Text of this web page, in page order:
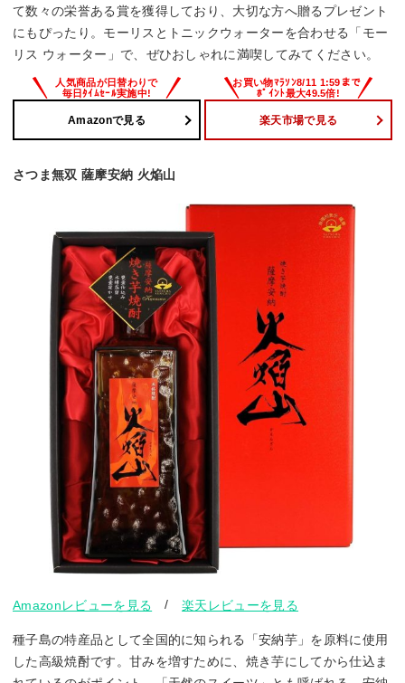
て数々の栄誉ある賞を獲得しており、大切な方へ贈るプレゼント
にもぴったり。モーリスとトニックウォーターを合わせる「モー
リス ウォーター」で、ぜひおしゃれに満喫してみてください。
Amazonで見る 楽天市場で見る
さつま無双 薩摩安納 火焔山
Amazonレビューを見る /楽天レビューを見る
種子島の特産品として全国的に知られる「安納芋」を原料に使用
した高級焼酎です。甘みを増すために、焼き芋にしてから仕込ま